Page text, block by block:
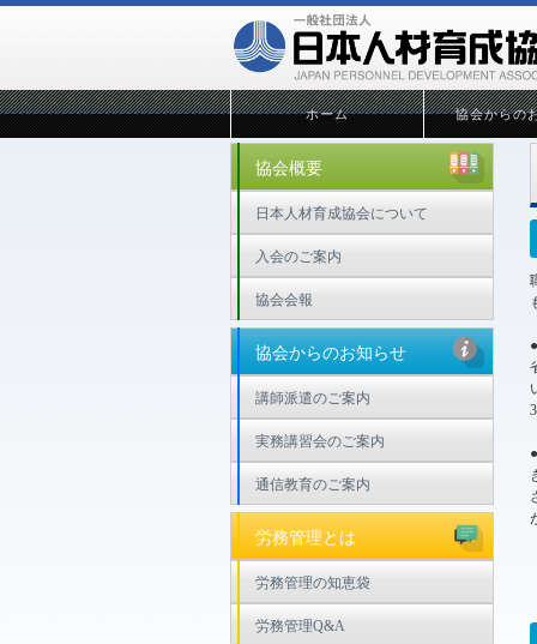
ホーム 協会からの
協会概要
日本人材育成協会について
入会のご案内
協会会報
協会からのお知らせ
講師派遣のご案内
実務講習会のご案内
通信教育のご案内
労務管理とは
労務管理の知恵袋
労務管理Q&A